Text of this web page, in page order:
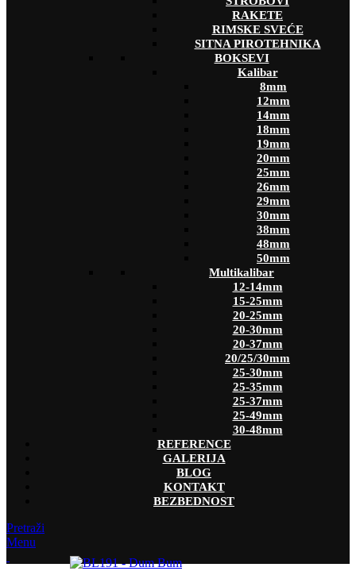
RAKETE
RIMSKE SVEĆE
SITNA PIROTEHNIKA
BOKSEVI
Kalibar
8mm
12mm
14mm
18mm
19mm
20mm
25mm
26mm
29mm
30mm
38mm
48mm
50mm
Multikalibar
12-14mm
15-25mm
20-25mm
20-30mm
20-37mm
20/25/30mm
25-30mm
25-35mm
25-37mm
25-49mm
30-48mm
REFERENCE
GALERIJA
BLOG
KONTAKT
BEZBEDNOST
Pretraži
Menu